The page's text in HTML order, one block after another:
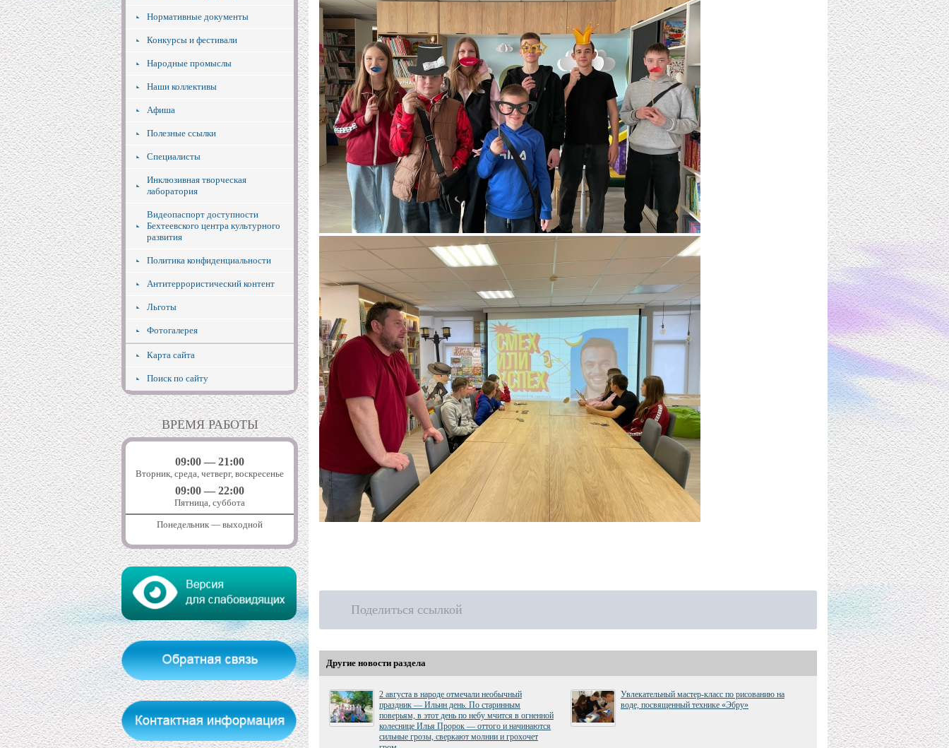
Нормативные документы
Конкурсы и фестивали
Народные промыслы
Наши коллективы
Афиша
Полезные ссылки
Специалисты
Инклюзивная творческая
лаборатория
Видеопаспорт доступности
Бехтеевского центра культурного
развития
Политика конфиденциальности
Антитеррористический контент
Льготы
Фотогалерея
Карта сайта
Поиск по сайту
ВРЕМЯ РАБОТЫ
09:00 — 21:00
Вторник, среда, четверг, воскресенье
09:00 — 22:00
Пятница, суббота
Понедельник — выходной
Поделиться ссылкой
Другие новости раздела
2 августа в народе отмечали необычный
праздник — Ильин день. По старинным
поверьям, в этот день по небу мчится в огненной
колеснице Илья Пророк — оттого и начинаются
сильные грозы, сверкают молнии и грохочет
Увлекательный мастер-класс по рисованию на
воде, посвященный технике «Эбру»